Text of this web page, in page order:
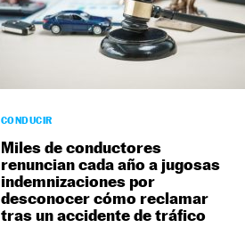
CONDUCIR
Miles de conductores
renuncian cada año a jugosas
indemnizaciones por
desconocer cómo reclamar
tras un accidente de tráfico